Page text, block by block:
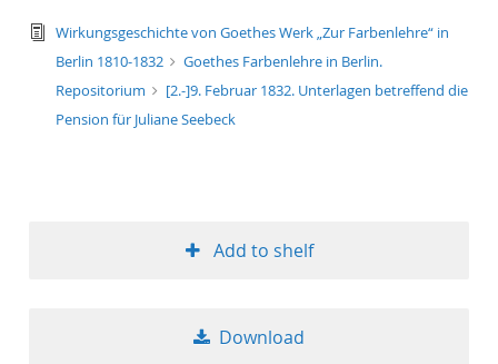
format
publication date
text/tg.edition+tg.aggregation+xml
Wirkungsgeschichte von Goethes Werk „Zur Farbenlehre“ in
Berlin 1810-1832
Goethes Farbenlehre in Berlin.
Repositorium
[2.-]9. Februar 1832. Unterlagen betreffend die
Pension für Juliane Seebeck
Add to shelf
Download